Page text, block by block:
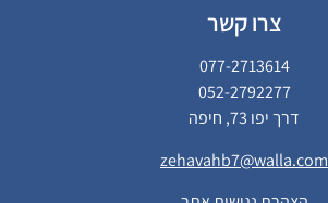
צרו קשר
077-2713614
052-2792277
דרך יפו 73, חיפה
zehavahb7@walla.com